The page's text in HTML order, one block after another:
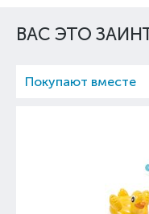
ВАС ЭТО
Покупают вместе